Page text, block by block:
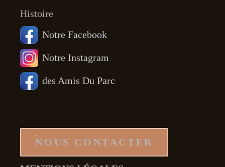
Histoire
Notre Facebook
Notre Instagram
des Amis Du Parc
NOUS CONTACTER